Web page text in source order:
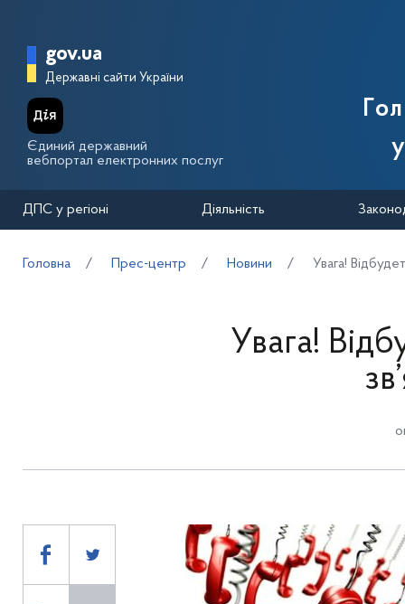
Головна сторінка Державної
gov.ua
Державні сайти України
Єдиний державний
вебпортал електронних послуг
ДПС у регіоні Діяльність
Головна Прес-центр Новини Увага!
Увага!